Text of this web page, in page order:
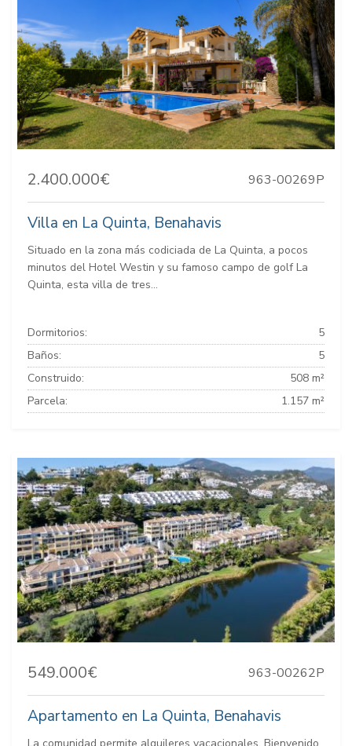
2.400.000€ 963-00269P
Villa en La Quinta, Benahavis
Situado en la zona más codiciada de La Quinta, a pocos
minutos del Hotel Westin y su famoso campo de golf La
Quinta, esta villa de tres...
Dormitorios:
5
Baños:
5
Construido:
508 m²
Parcela:
1.157 m²
549.000€ 963-00262P
Apartamento en La Quinta, Benahavis